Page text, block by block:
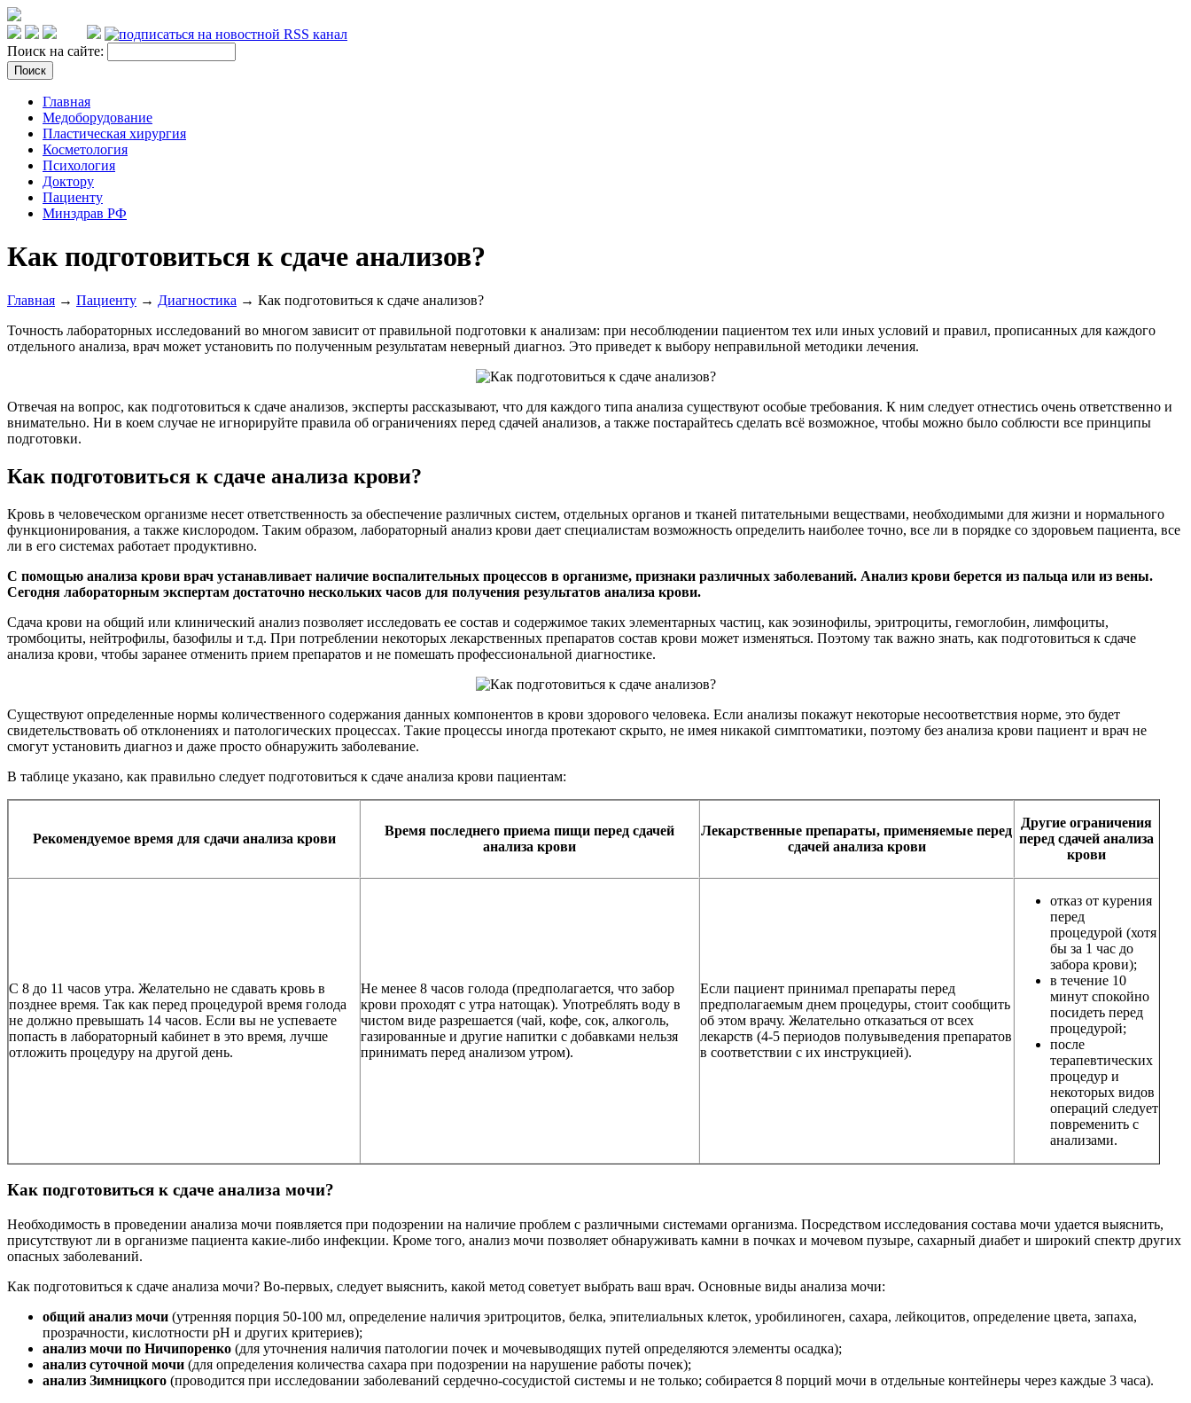
Поиск на сайте:
Главная
Медоборудование
Пластическая хирургия
Косметология
Психология
Доктору
Пациенту
Минздрав РФ
Как подготовиться к сдаче анализов?
Главная → Пациенту → Диагностика → Как подготовиться к сдаче анализов?
Точность лабораторных исследований во многом зависит от правильной подготовки к анализам: при несоблюдении пациентом тех или иных условий и правил, прописанных для каждого
отдельного анализа, врач может установить по полученным результатам неверный диагноз. Это приведет к выбору неправильной методики лечения.
Отвечая на вопрос, как подготовиться к сдаче анализов, эксперты рассказывают, что для каждого типа анализа существуют особые требования. К ним следует отнестись очень ответственно и
внимательно. Ни в коем случае не игнорируйте правила об ограничениях перед сдачей анализов, а также постарайтесь сделать всё возможное, чтобы можно было соблюсти все принципы
подготовки.
Как подготовиться к сдаче анализа крови?
Кровь в человеческом организме несет ответственность за обеспечение различных систем, отдельных органов и тканей питательными веществами, необходимыми для жизни и нормального
функционирования, а также кислородом. Таким образом, лабораторный анализ крови дает специалистам возможность определить наиболее точно, все ли в порядке со здоровьем пациента, все
ли в его системах работает продуктивно.
С помощью анализа крови врач устанавливает наличие воспалительных процессов в организме, признаки различных заболеваний. Анализ крови берется из пальца или из вены.
Сегодня лабораторным экспертам достаточно нескольких часов для получения результатов анализа крови.
Сдача крови на общий или клинический анализ позволяет исследовать ее состав и содержимое таких элементарных частиц, как эозинофилы, эритроциты, гемоглобин, лимфоциты,
тромбоциты, нейтрофилы, базофилы и т.д. При потреблении некоторых лекарственных препаратов состав крови может изменяться. Поэтому так важно знать, как подготовиться к сдаче
анализа крови, чтобы заранее отменить прием препаратов и не помешать профессиональной диагностике.
Существуют определенные нормы количественного содержания данных компонентов в крови здорового человека. Если анализы покажут некоторые несоответствия норме, это будет
свидетельствовать об отклонениях и патологических процессах. Такие процессы иногда протекают скрыто, не имея никакой симптоматики, поэтому без анализа крови пациент и врач не
смогут установить диагноз и даже просто обнаружить заболевание.
В таблице указано, как правильно следует подготовиться к сдаче анализа крови пациентам:
Рекомендуемое время для сдачи анализа крови
Время последнего приема пищи перед сдачей
анализа крови
Лекарственные препараты, применяемые перед
сдачей анализа крови
Другие ограничения
перед сдачей анализа
крови
С 8 до 11 часов утра. Желательно не сдавать кровь в
позднее время. Так как перед процедурой время голода
не должно превышать 14 часов. Если вы не успеваете
попасть в лабораторный кабинет в это время, лучше
отложить процедуру на другой день.
Не менее 8 часов голода (предполагается, что забор
крови проходят с утра натощак). Употреблять воду в
чистом виде разрешается (чай, кофе, сок, алкоголь,
газированные и другие напитки с добавками нельзя
принимать перед анализом утром).
Если пациент принимал препараты перед
предполагаемым днем процедуры, стоит сообщить
об этом врачу. Желательно отказаться от всех
лекарств (4-5 периодов полувыведения препаратов
в соответствии с их инструкцией).
отказ от курения
перед
процедурой (хотя
бы за 1 час до
забора крови);
в течение 10
минут спокойно
посидеть перед
процедурой;
после
терапевтических
процедур и
некоторых видов
операций следует
повременить с
анализами.
Как подготовиться к сдаче анализа мочи?
Необходимость в проведении анализа мочи появляется при подозрении на наличие проблем с различными системами организма. Посредством исследования состава мочи удается выяснить,
присутствуют ли в организме пациента какие-либо инфекции. Кроме того, анализ мочи позволяет обнаруживать камни в почках и мочевом пузыре, сахарный диабет и широкий спектр других
опасных заболеваний.
Как подготовиться к сдаче анализа мочи? Во-первых, следует выяснить, какой метод советует выбрать ваш врач. Основные виды анализа мочи:
общий анализ мочи (утренняя порция 50-100 мл, определение наличия эритроцитов, белка, эпителиальных клеток, уробилиноген, сахара, лейкоцитов, определение цвета, запаха,
прозрачности, кислотности рН и других критериев);
анализ мочи по Ничипоренко (для уточнения наличия патологии почек и мочевыводящих путей определяются элементы осадка);
анализ суточной мочи (для определения количества сахара при подозрении на нарушение работы почек);
анализ Зимницкого (проводится при исследовании заболеваний сердечно-сосудистой системы и не только; собирается 8 порций мочи в отдельные контейнеры через каждые 3 часа).